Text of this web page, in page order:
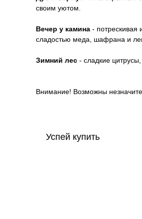
своим уютом.
Вечер у камина - потрескивая
сладостью меда, шафрана и
Зимний лес - сладкие
Внимание! Возможны
Успей купить